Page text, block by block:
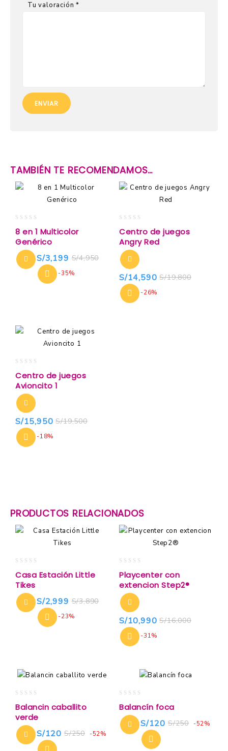
Tu valoración*
TAMBIÉN TE RECOMENDAMOS…
out
of
5
8 en 1 Multicolor
Genérico
S/4,950
S/3,199
-35%
out
of
5
Centro de juegos
Angry Red
S/19,800
S/14,590
-26%
out
of
5
Centro de juegos
Avioncito 1
S/19,500
S/15,950
-18%
PRODUCTOS RELACIONADOS
out
of
5
Casa Estación Little
Tikes
S/3,890
S/2,999
-23%
out
of
5
Playcenter con
extencion Step2®
S/16,000
S/10,990
-31%
out
of
5
Balancin caballito
verde
S/250
S/120 -52%
out
of
5
Balancín foca
S/250
S/120 -52%